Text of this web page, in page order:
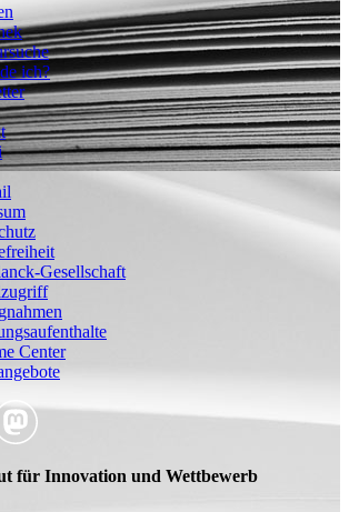
ich?
Gesellschaft
Center
für Innovation und Wettbewerb